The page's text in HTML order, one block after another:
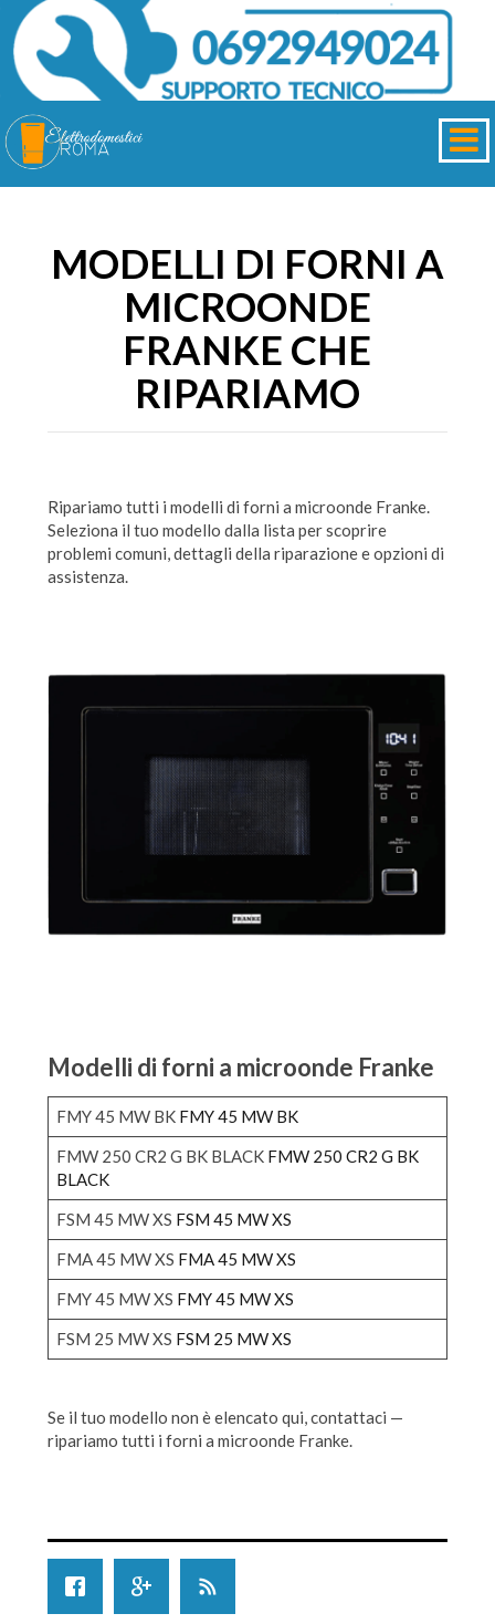
MODELLI DI FORNI A
MICROONDE
FRANKE CHE
RIPARIAMO
Ripariamo tutti i modelli di forni a microonde Franke.
Seleziona il tuo modello dalla lista per scoprire
problemi comuni, dettagli della riparazione e opzioni di
assistenza.
Modelli di forni a microonde Franke
FMY 45 MW BK FMY 45 MW BK
FMW 250 CR2 G BK BLACK FMW 250 CR2 G BK
BLACK
FSM 45 MW XS FSM 45 MW XS
FMA 45 MW XS FMA 45 MW XS
FMY 45 MW XS FMY 45 MW XS
FSM 25 MW XS FSM 25 MW XS
Se il tuo modello non è elencato qui, contattaci —
ripariamo tutti i forni a microonde Franke.